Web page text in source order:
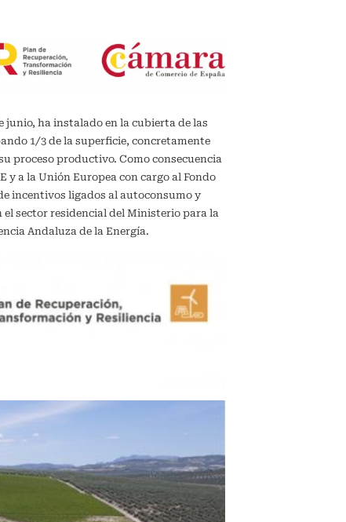
junio, ha instalado en la cubierta de las
1/3 de la superficie, concretamente
proceso productivo. Como consecuencia
y a la Unión Europea con cargo al Fondo
incentivos ligados al autoconsumo y
sector residencial del Ministerio para la
Andaluza de la Energía.